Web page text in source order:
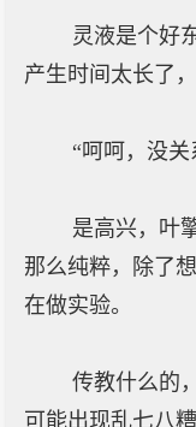
灵液是个好东
产生时间太长了
“呵呵，没关系
是高兴，叶擎
那么纯粹，除了
在做实验。
传教什么的，
可能出现乱七八